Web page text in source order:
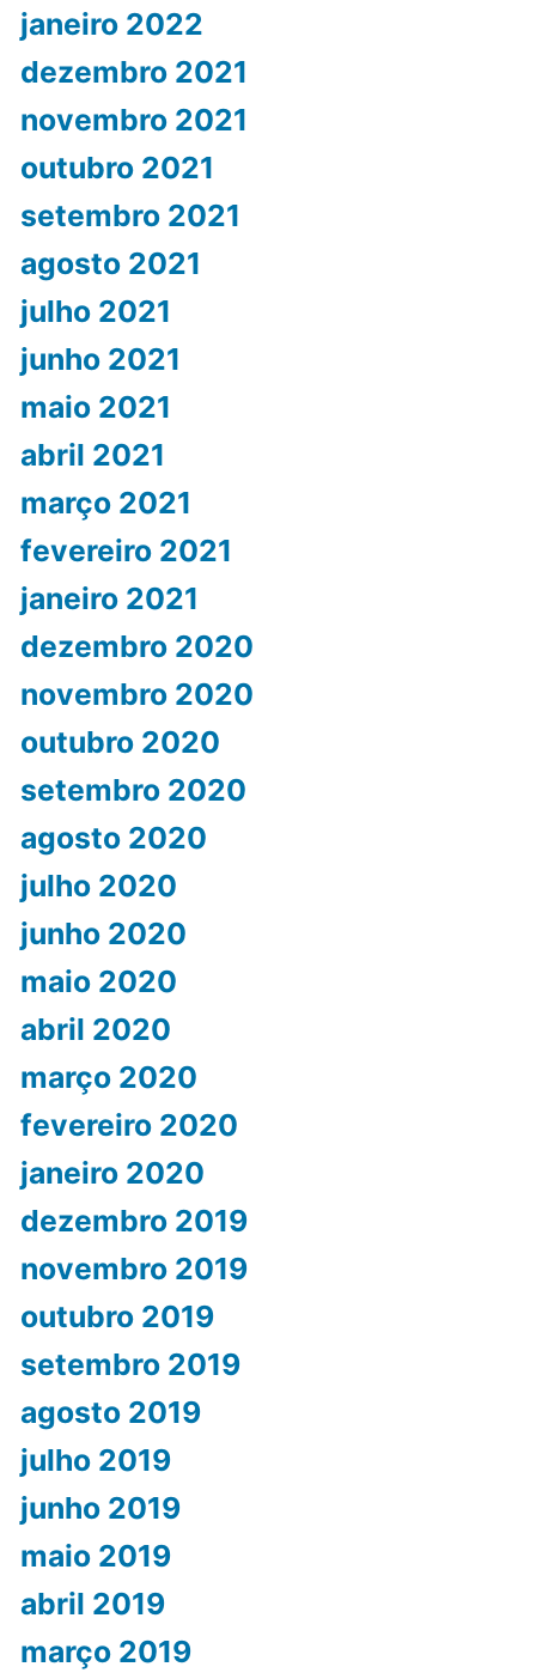
janeiro 2022
dezembro 2021
novembro 2021
outubro 2021
setembro 2021
agosto 2021
julho 2021
junho 2021
maio 2021
abril 2021
março 2021
fevereiro 2021
janeiro 2021
dezembro 2020
novembro 2020
outubro 2020
setembro 2020
agosto 2020
julho 2020
junho 2020
maio 2020
abril 2020
março 2020
fevereiro 2020
janeiro 2020
dezembro 2019
novembro 2019
outubro 2019
setembro 2019
agosto 2019
julho 2019
junho 2019
maio 2019
abril 2019
março 2019